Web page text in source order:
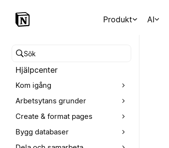
Produkt AI
Sök i hjälpcentret
Hjälpcenter
Kom igång
Arbetsytans grunder
Create & format pages
Bygg databaser